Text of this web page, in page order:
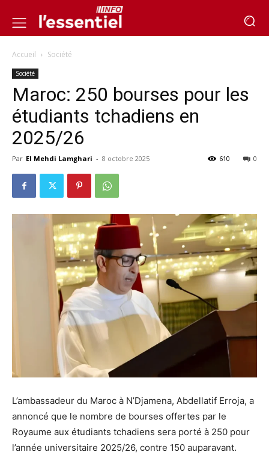
Accueil Société
Société
Maroc: 250 bourses pour les
étudiants tchadiens en
2025/26
Par El Mehdi Lamghari - 8 octobre 2025 0
610
L’ambassadeur du Maroc à N’Djamena, Abdellatif Erroja, a
annoncé que le nombre de bourses offertes par le
Royaume aux étudiants tchadiens sera porté à 250 pour
l’année universitaire 2025/26, contre 150 auparavant.